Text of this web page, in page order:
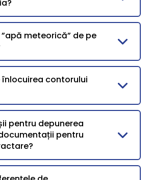
meteorică” de pe
contorului
pentru depunerea
pentru